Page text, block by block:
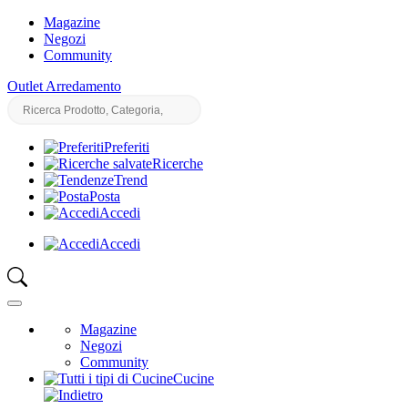
Magazine
Negozi
Community
Outlet Arredamento
Preferiti
Ricerche
Trend
Posta
Accedi
Accedi
Magazine
Negozi
Community
Cucine